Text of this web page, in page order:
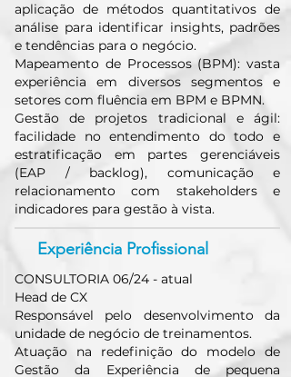
aplicação de métodos quantitativos de
análise para identificar insights, padrões
e tendências para o negócio.
Mapeamento de Processos (BPM): vasta
experiência em diversos segmentos e
setores com fluência em BPM e BPMN.
Gestão de projetos tradicional e ágil:
facilidade no entendimento do todo e
estratificação em partes gerenciáveis
(EAP / backlog), comunicação e
relacionamento com stakeholders e
indicadores para gestão à vista.
Experiência Profissional
CONSULTORIA 06/24 - atual
Head de CX
Responsável pelo desenvolvimento da
unidade de negócio de treinamentos.
Atuação na redefinição do modelo de
Gestão da Experiência de pequena